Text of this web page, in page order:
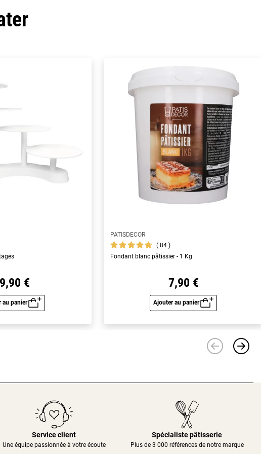
€
au panier
Aperçu rapide
PATISDECOR
84
Fondant blanc pâtissier - 1 Kg
7,90 €
Ajouter au panier
Aperçu rapide
Service client
Une équipe passionnée à votre écoute
Spécialiste pâtisserie
Plus de 3 000 références de notre marque